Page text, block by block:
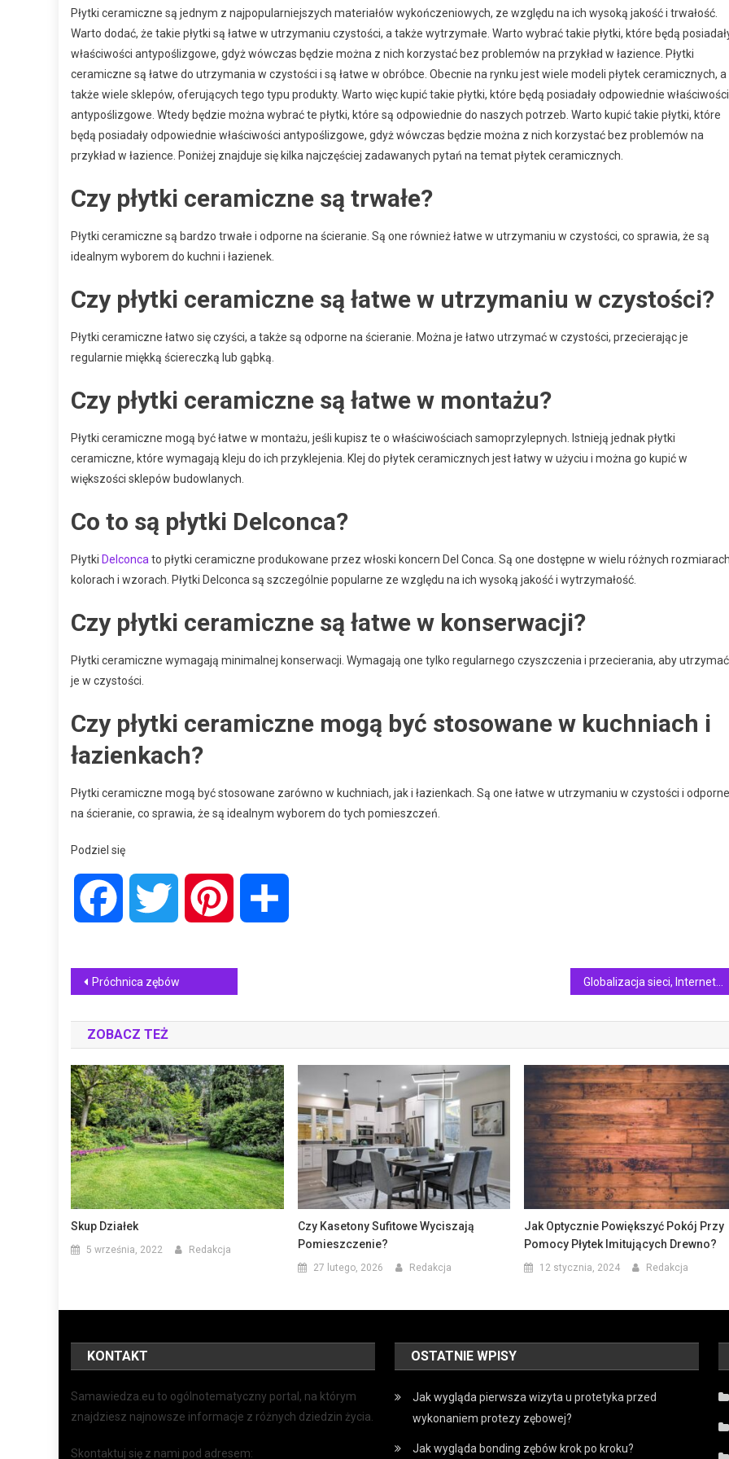
Płytki ceramiczne są jednym z najpopularniejszych materiałów wykończeniowych, ze względu na ich wysoką jakość i trwałość.
Warto dodać, że takie płytki są łatwe w utrzymaniu czystości, a także wytrzymałe. Warto wybrać takie płytki, które będą
właściwości antypoślizgowe, gdyż wówczas będzie można z nich korzystać bez problemów na przykład w łazience. Płytki
ceramiczne są łatwe do utrzymania w czystości i są łatwe w obróbce. Obecnie na rynku jest wiele modeli płytek ceramicznych, a
także wiele sklepów, oferujących tego typu produkty. Warto więc kupić takie płytki, które będą posiadały odpowiednie właściwości
antypoślizgowe. Wtedy będzie można wybrać te płytki, które są odpowiednie do naszych potrzeb. Warto kupić takie płytki, które
będą posiadały odpowiednie właściwości antypoślizgowe, gdyż wówczas będzie można z nich korzystać bez problemów na
przykład w łazience. Poniżej znajduje się kilka najczęściej zadawanych pytań na temat płytek ceramicznych.
Czy płytki ceramiczne są trwałe?
Płytki ceramiczne są bardzo trwałe i odporne na ścieranie. Są one również łatwe w utrzymaniu w czystości, co sprawia, że są
idealnym wyborem do kuchni i łazienek.
Czy płytki ceramiczne są łatwe w utrzymaniu w czystości?
Płytki ceramiczne łatwo się czyści, a także są odporne na ścieranie. Można je łatwo utrzymać w czystości, przecierając je
regularnie miękką ściereczką lub gąbką.
Czy płytki ceramiczne są łatwe w montażu?
Płytki ceramiczne mogą być łatwe w montażu, jeśli kupisz te o właściwościach samoprzylepnych. Istnieją jednak płytki
ceramiczne, które wymagają kleju do ich przyklejenia. Klej do płytek ceramicznych jest łatwy w użyciu i można go kupić w
większości sklepów budowlanych.
Co to są płytki Delconca?
Płytki Delconca to płytki ceramiczne produkowane przez włoski koncern Del Conca. Są one dostępne w wielu różnych
kolorach i wzorach. Płytki Delconca są szczególnie popularne ze względu na ich wysoką jakość i wytrzymałość.
Czy płytki ceramiczne są łatwe w konserwacji?
Płytki ceramiczne wymagają minimalnej konserwacji. Wymagają one tylko regularnego czyszczenia i przecierania, aby utrzymać
je w czystości.
Czy płytki ceramiczne mogą być stosowane w kuchniach i
łazienkach?
Płytki ceramiczne mogą być stosowane zarówno w kuchniach, jak i łazienkach. Są one łatwe w utrzymaniu w czystości i odporne
na ścieranie, co sprawia, że są idealnym wyborem do tych pomieszczeń.
Podziel się
Facebook Twitter Pinterest
Nawigacja
wpisu
Próchnica zębów
ZOBACZ TEŻ
Skup Działek
5 września, 2022 Redakcja
Czy Kasetony Sufitowe Wyciszają
Pomieszczenie?
27 lutego, 2026 Redakcja
Jak Optycznie Powiększyć Pokój Przy
Pomocy Płytek Imitujących Drewno?
12 stycznia, 2024 Redakcja
KONTAKT
Samawiedza.eu to ogólnotematyczny portal, na którym
znajdziesz najnowsze informacje z różnych dziedzin życia.
Skontaktuj się z nami pod adresem:
OSTATNIE WPISY
Jak wygląda pierwsza wizyta u protetyka przed
wykonaniem protezy zębowej?
Jak wygląda bonding zębów krok po kroku?